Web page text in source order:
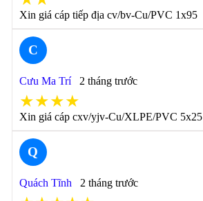
Xin giá cáp tiếp địa cv/bv-Cu/PVC 1x95
C
Cưu Ma Trí 2 tháng trước
★★★★
Xin giá cáp cxv/yjv-Cu/XLPE/PVC 5x25
Q
Quách Tĩnh 2 tháng trước